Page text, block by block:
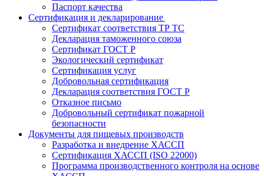
Паспорт качества
Сертификация и декларирование
Сертификат соответствия ТР ТС
Декларация таможенного союза
Сертификат ГОСТ Р
Экологический сертификат
Сертификация услуг
Добровольная сертификация
Декларация соответствия ГОСТ Р
Отказное письмо
Добровольный сертификат пожарной
безопасности
Документы для пищевых производств
Разработка и внедрение ХАССП
Сертификация ХАССП (ISO 22000)
Программа производственного контроля на основе